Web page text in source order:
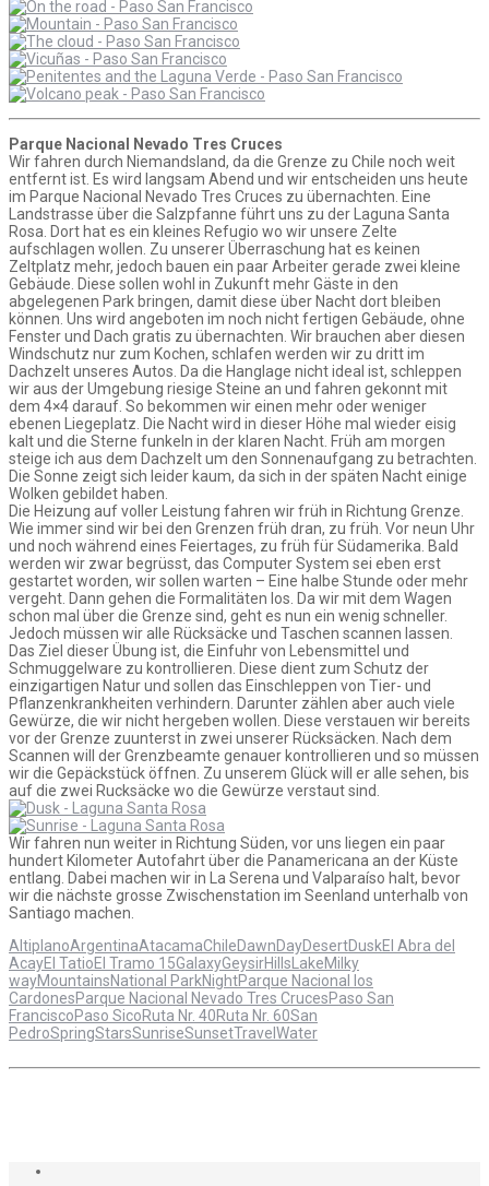
Parque Nacional Nevado Tres Cruces
Wir fahren durch Niemandsland, da die Grenze zu Chile noch weit
entfernt ist. Es wird langsam Abend und wir entscheiden uns heute
im Parque Nacional Nevado Tres Cruces zu übernachten. Eine
Landstrasse über die Salzpfanne führt uns zu der Laguna Santa
Rosa. Dort hat es ein kleines Refugio wo wir unsere Zelte
aufschlagen wollen. Zu unserer Überraschung hat es keinen
Zeltplatz mehr, jedoch bauen ein paar Arbeiter gerade zwei kleine
Gebäude. Diese sollen wohl in Zukunft mehr Gäste in den
abgelegenen Park bringen, damit diese über Nacht dort bleiben
können. Uns wird angeboten im noch nicht fertigen Gebäude, ohne
Fenster und Dach gratis zu übernachten. Wir brauchen aber diesen
Windschutz nur zum Kochen, schlafen werden wir zu dritt im
Dachzelt unseres Autos. Da die Hanglage nicht ideal ist, schleppen
wir aus der Umgebung riesige Steine an und fahren gekonnt mit
dem 4×4 darauf. So bekommen wir einen mehr oder weniger
ebenen Liegeplatz. Die Nacht wird in dieser Höhe mal wieder eisig
kalt und die Sterne funkeln in der klaren Nacht. Früh am morgen
steige ich aus dem Dachzelt um den Sonnenaufgang zu betrachten.
Die Sonne zeigt sich leider kaum, da sich in der späten Nacht einige
Wolken gebildet haben.
Die Heizung auf voller Leistung fahren wir früh in Richtung Grenze.
Wie immer sind wir bei den Grenzen früh dran, zu früh. Vor neun Uhr
und noch während eines Feiertages, zu früh für Südamerika. Bald
werden wir zwar begrüsst, das Computer System sei eben erst
gestartet worden, wir sollen warten – Eine halbe Stunde oder mehr
vergeht. Dann gehen die Formalitäten los. Da wir mit dem Wagen
schon mal über die Grenze sind, geht es nun ein wenig schneller.
Jedoch müssen wir alle Rücksäcke und Taschen scannen lassen.
Das Ziel dieser Übung ist, die Einfuhr von Lebensmittel und
Schmuggelware zu kontrollieren. Diese dient zum Schutz der
einzigartigen Natur und sollen das Einschleppen von Tier- und
Pflanzenkrankheiten verhindern. Darunter zählen aber auch viele
Gewürze, die wir nicht hergeben wollen. Diese verstauen wir bereits
vor der Grenze zuunterst in zwei unserer Rücksäcken. Nach dem
Scannen will der Grenzbeamte genauer kontrollieren und so müssen
wir die Gepäckstück öffnen. Zu unserem Glück will er alle sehen, bis
auf die zwei Rucksäcke wo die Gewürze verstaut sind.
Wir fahren nun weiter in Richtung Süden, vor uns liegen ein paar
hundert Kilometer Autofahrt über die Panamericana an der Küste
entlang. Dabei machen wir in La Serena und Valparaíso halt, bevor
wir die nächste grosse Zwischenstation im Seenland unterhalb von
Santiago machen.
AltiplanoArgentinaAtacamaChileDawnDayDesertDuskEl Abra del
AcayEl TatioEl Tramo 15GalaxyGeysirHills LakeMilky
wayMountainsNational ParkNightParque Nacional los
CardonesParque Nacional Nevado Tres CrucesPaso San
FranciscoPaso SicoRuta Nr. 40Ruta Nr. 60San
PedroSpringStarsSunriseSunsetTravel Water